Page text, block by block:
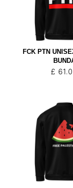
FCK PTN
£